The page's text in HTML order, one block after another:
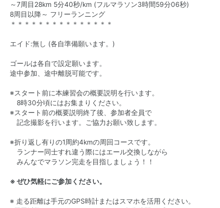
～7周目28km 5分40秒/km (フルマラソン3時間59分06秒)
8周目以降～ フリーランニング
＊＊＊＊＊＊＊＊＊＊＊＊＊＊＊
エイド:無し (各自準備願います。)
ゴールは各自で設定願います。
途中参加、途中離脱可能です。
※スタート前に本練習会の概要説明を行います。
8時30分頃にはお集まりください。
※スタート前の概要説明終了後、参加者全員で
記念撮影を行います。ご協力お願い致します。
※折り返し有りの1周約4kmの周回コースです。
ランナー同士すれ違う際にはエール交換しながら
みんなでマラソン完走を目指しましょう！！
※ ぜひ気軽にご参加ください。
※ 走る距離は手元のGPS時計またはスマホを活用ください。